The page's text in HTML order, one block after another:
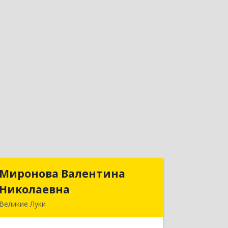
Миронова Валентина
Николаевна
Великие Луки
Миронова Валентина